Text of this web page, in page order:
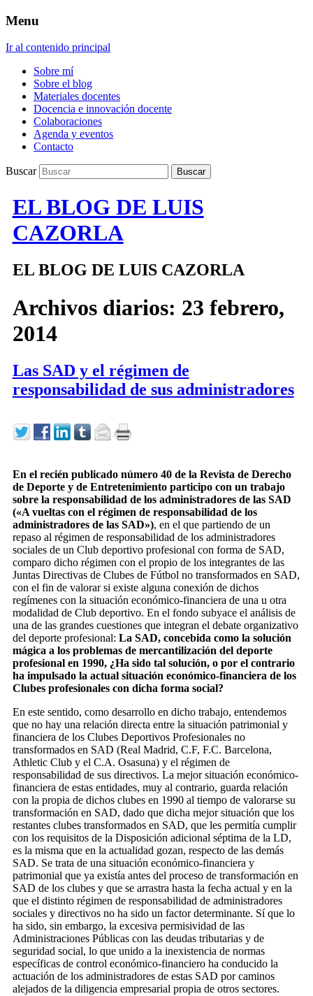
Menu
Ir al contenido principal
Sobre mí
Sobre el blog
Materiales docentes
Docencia e innovación docente
Colaboraciones
Agenda y eventos
Contacto
Buscar
EL BLOG DE LUIS
CAZORLA
EL BLOG DE LUIS CAZORLA
Archivos diarios: 23 febrero,
2014
Las SAD y el régimen de
responsabilidad de sus administradores
En el recién publicado número 40 de la Revista de Derecho
de Deporte y de Entretenimiento participo con un trabajo
sobre la responsabilidad de los administradores de las SAD
(«A vueltas con el régimen de responsabilidad de los
administradores de las SAD»), en el que partiendo de un
repaso al régimen de responsabilidad de los administradores
sociales de un Club deportivo profesional con forma de SAD,
comparo dicho régimen con el propio de los integrantes de las
Juntas Directivas de Clubes de Fútbol no transformados en SAD,
con el fin de valorar si existe alguna conexión de dichos
regímenes con la situación económico-financiera de una u otra
modalidad de Club deportivo. En el fondo subyace el análisis de
una de las grandes cuestiones que integran el debate organizativo
del deporte profesional: La SAD, concebida como la solución
mágica a los problemas de mercantilización del deporte
profesional en 1990, ¿Ha sido tal solución, o por el contrario
ha impulsado la actual situación económico-financiera de los
Clubes profesionales con dicha forma social?
En este sentido, como desarrollo en dicho trabajo, entendemos
que no hay una relación directa entre la situación patrimonial y
financiera de los Clubes Deportivos Profesionales no
transformados en SAD (Real Madrid, C.F, F.C. Barcelona,
Athletic Club y el C.A. Osasuna) y el régimen de
responsabilidad de sus directivos. La mejor situación económico-
financiera de estas entidades, muy al contrario, guarda relación
con la propia de dichos clubes en 1990 al tiempo de valorarse su
transformación en SAD, dado que dicha mejor situación que los
restantes clubes transformados en SAD, que les permitía cumplir
con los requisitos de la Disposición adicional séptima de la LD,
es la misma que en la actualidad gozan, respecto de las demás
SAD. Se trata de una situación económico-financiera y
patrimonial que ya existía antes del proceso de transformación en
SAD de los clubes y que se arrastra hasta la fecha actual y en la
que el distinto régimen de responsabilidad de administradores
sociales y directivos no ha sido un factor determinante. Sí que lo
ha sido, sin embargo, la excesiva permisividad de las
Administraciones Públicas con las deudas tributarias y de
seguridad social, lo que unido a la inexistencia de normas
específicas de control económico-financiero ha conducido la
actuación de los administradores de estas SAD por caminos
alejados de la diligencia empresarial propia de otros sectores.